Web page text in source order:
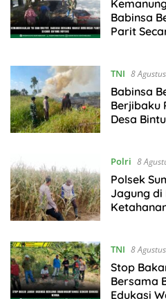
Babinsa
Parit
TNI 8
Babinsa
Berjibaku
Desa
Polri 8
Polsek
Jagung di
TNI 8
Stop
Bersama
Edukasi